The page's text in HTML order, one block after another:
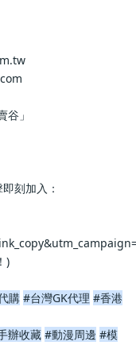
」
刻加入：
)
購 #台灣GK代理 #香港
辦收藏 #動漫周邊 #模